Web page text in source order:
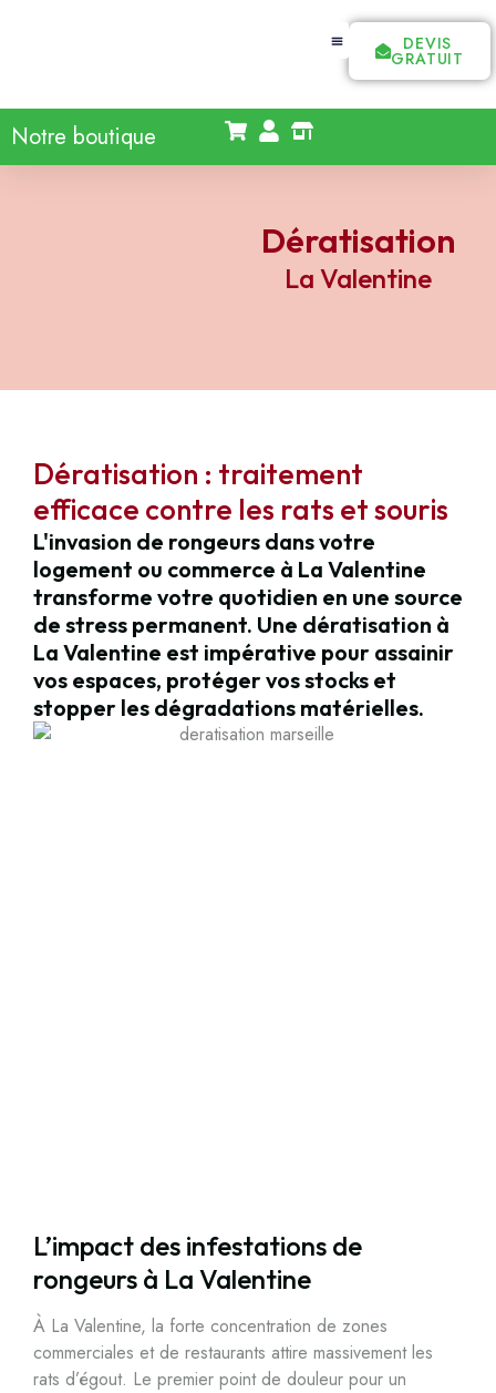
DEVIS
GRATUIT
Notre boutique
Dératisation
La Valentine
Dératisation : traitement
efficace contre les rats et souris
L'invasion de rongeurs dans votre
logement ou commerce à La Valentine
transforme votre quotidien en une source
de stress permanent. Une dératisation à
La Valentine est impérative pour assainir
vos espaces, protéger vos stocks et
stopper les dégradations matérielles.
L’impact des infestations de
rongeurs à La Valentine
À La Valentine, la forte concentration de zones
commerciales et de restaurants attire massivement les
rats d’égout. Le premier point de douleur pour un